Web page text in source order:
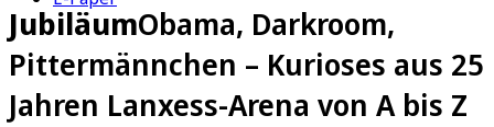
JubiläumObama, Darkroom,
Pittermännchen – Kurioses aus 25
Jahren Lanxess-Arena von A bis Z